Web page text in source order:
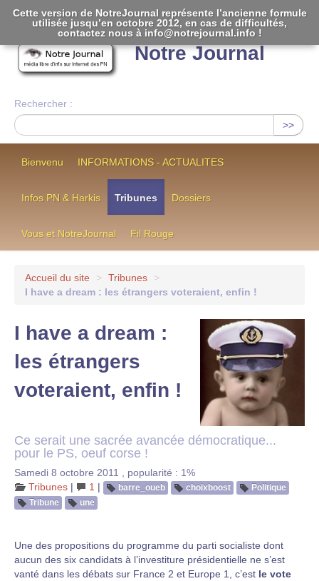
Notre Journal
Rechercher :
>>
Bienvenu INFORMATIONS - ACTUALITES
Infos PN & Harkis Tribunes Dossiers
Vous et NotreJournal Fil Rouge
Accueil du site > Tribunes
>
I have a dream : les étrangers voteraient, enfin !
I have a dream :
les étrangers
voteraient, enfin !
Ce serait une sacrée avancée démocratique...
pour le PS, oeuf corse !
Samedi 8 octobre 2011
popularité : 1%
Tribunes | 1 | barre_oueb choixboost
Politique
Tribune
une
Une des propositions du programme du parti socialiste dont
aucun des six candidats à l’investiture présidentielle ne s’est
vanté dans les débats sur France 2 et Europe 1, c’est le vote
Cette version de NotreJournal représente l’ancienne formule
utilisée jusqu’en octobre 2012, en cas de difficultés,
contactez nous à info@notrejournal.info !